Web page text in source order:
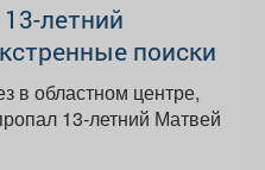
летний
поиски
в областном центре,